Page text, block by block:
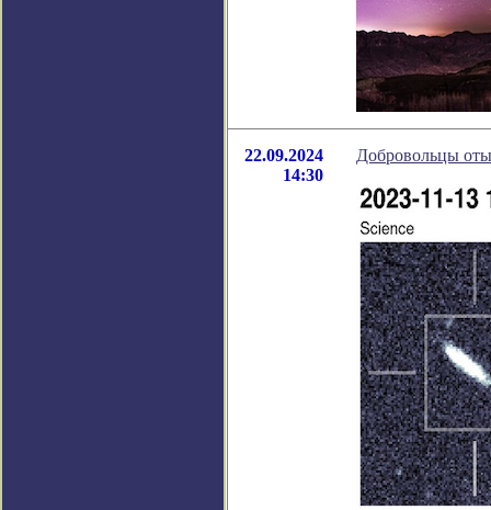
22.09.2024
14:30
Добровольцы